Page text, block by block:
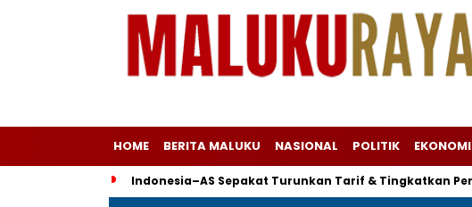
HOME BERITA MALUKU NASIONAL POLITIK EKONOMI
Indonesia–AS Sepakat Turunkan Tarif & Tingkatkan